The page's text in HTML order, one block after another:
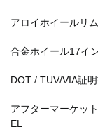
アロイホイールリ
合金ホイール17イ
DOT / TUV/VIA証
アフターマーケッ
EL